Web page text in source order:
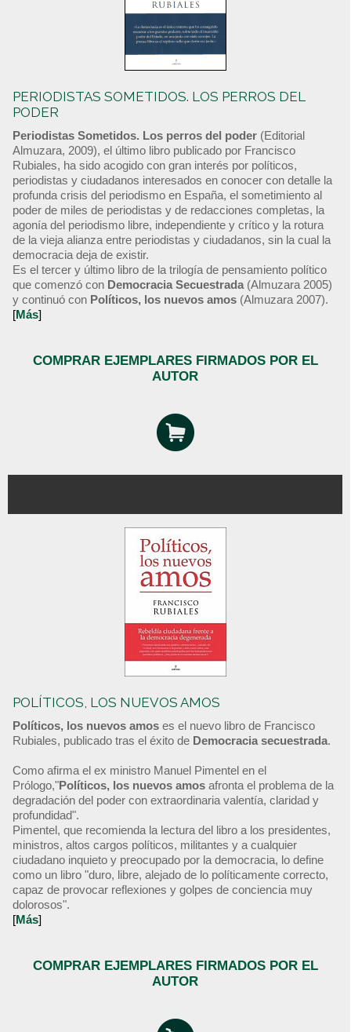
PERIODISTAS SOMETIDOS. LOS PERROS DEL
PODER
Periodistas Sometidos. Los perros del poder (Editorial
Almuzara, 2009), el último libro publicado por Francisco
Rubiales, ha sido acogido con gran interés por políticos,
periodistas y ciudadanos interesados en conocer con detalle la
profunda crisis del periodismo en España, el sometimiento al
poder de miles de periodistas y de redacciones completas, la
agonía del periodismo libre, independiente y crítico y la rotura
de la vieja alianza entre periodistas y ciudadanos, sin la cual la
democracia deja de existir.
Es el tercer y último libro de la trilogía de pensamiento político
que comenzó con Democracia Secuestrada (Almuzara 2005)
y continuó con Políticos, los nuevos amos (Almuzara 2007).
[Más]
COMPRAR EJEMPLARES FIRMADOS POR EL
AUTOR
POLÍTICOS, LOS NUEVOS AMOS
Políticos, los nuevos amos es el nuevo libro de Francisco
Rubiales, publicado tras el éxito de Democracia secuestrada.
Como afirma el ex ministro Manuel Pimentel en el
Prólogo,"Políticos, los nuevos amos afronta el problema de la
degradación del poder con extraordinaria valentía, claridad y
profundidad".
Pimentel, que recomienda la lectura del libro a los presidentes,
ministros, altos cargos políticos, militantes y a cualquier
ciudadano inquieto y preocupado por la democracia, lo define
como un libro "duro, libre, alejado de lo políticamente correcto,
capaz de provocar reflexiones y golpes de conciencia muy
dolorosos".
[Más]
COMPRAR EJEMPLARES FIRMADOS POR EL
AUTOR